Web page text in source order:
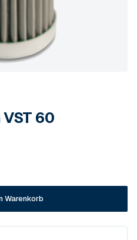
VST 60
Warenkorb